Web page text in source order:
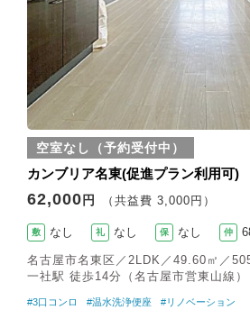
空室なし（予約受付中）
カンブリア名東(促進プラン利用可)
62,000 円 （共益費 3,000円）
敷 なし 礼 なし 保 なし 仲
名古屋市名東区／2LDK／49.60㎡／
一社駅 徒歩14分（名古屋市営東山線）
#3口コンロ #温水洗浄便座 #リノベーション